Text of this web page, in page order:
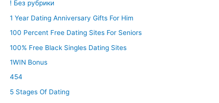
! Без рубрики
1 Year Dating Anniversary Gifts For Him
100 Percent Free Dating Sites For Seniors
100% Free Black Singles Dating Sites
1WIN Bonus
454
5 Stages Of Dating